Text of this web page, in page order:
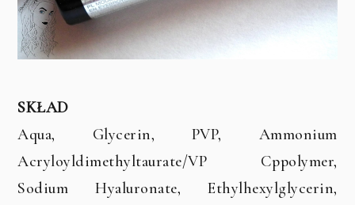
SKŁAD
Aqua, Glycerin, PVP, Ammonium
Acryloyldimethyltaurate/VP Cppolymer,
Sodium Hyaluronate, Ethylhexylglycerin,